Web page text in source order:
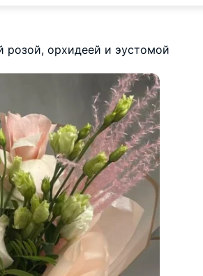
розой, орхидеей и эустомой